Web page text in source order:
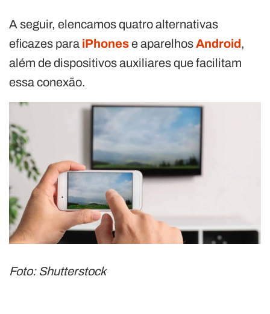
A seguir, elencamos quatro alternativas
eficazes para iPhonese aparelhosAndroid,
além de dispositivos auxiliares que facilitam
essa conexão.
Foto: Shutterstock